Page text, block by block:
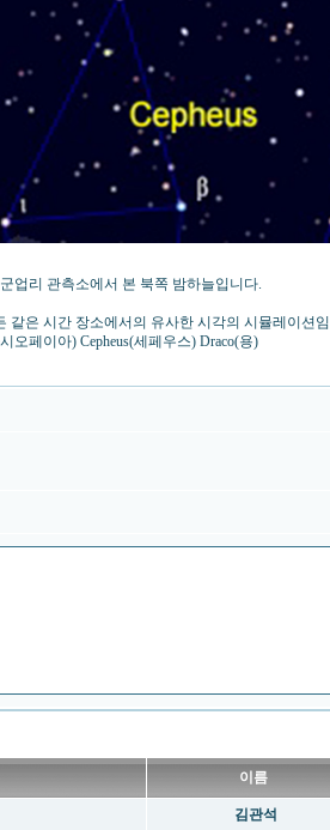
업리 관측소에서 본 북쪽 밤하늘입니다.
같은 시간 장소에서의 유사한 시각의 시뮬레이션임.
오페이아) Cepheus(세페우스) Draco(용)
이름
김관석